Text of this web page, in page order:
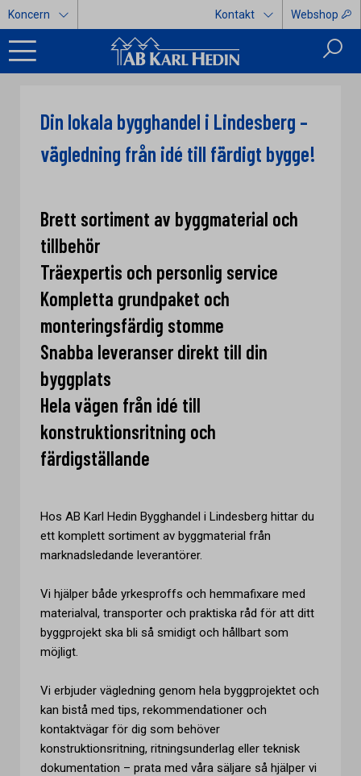
Koncern Kontakt Webshop
Din lokala bygghandel i Lindesberg –
vägledning från idé till färdigt bygge!
Brett sortiment av byggmaterial och
tillbehör
Träexpertis och personlig service
Kompletta grundpaket och
monteringsfärdig stomme
Snabba leveranser direkt till din
byggplats
Hela vägen från idé till
konstruktionsritning och
färdigställande
Hos AB Karl Hedin Bygghandel i Lindesberg hittar du
ett komplett sortiment av byggmaterial från
marknadsledande leverantörer.
Vi hjälper både yrkesproffs och hemmafixare med
materialval, transporter och praktiska råd för att ditt
byggprojekt ska bli så smidigt och hållbart som
möjligt.
Vi erbjuder vägledning genom hela byggprojektet och
kan bistå med tips, rekommendationer och
kontaktvägar för dig som behöver
konstruktionsritning, ritningsunderlag eller teknisk
dokumentation – prata med våra säljare så hjälper vi